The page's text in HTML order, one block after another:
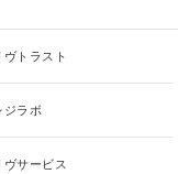
ヴトラスト
ジラボ
ヴサービス